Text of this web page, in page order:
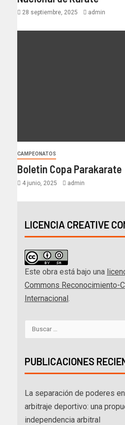
28 septiembre, 2025 admin
CAMPEONATOS
Boletin Copa Parakarate
4 junio, 2025 admin
LICENCIA CREATIVE
Este obra está bajo una
Commons Reconocimiento-
Internacional
PUBLICACIONES
La separación de poderes
arbitraje deportivo: una
independencia arbitral